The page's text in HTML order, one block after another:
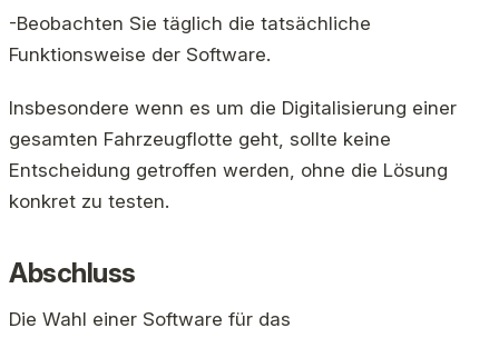
-Beobachten Sie täglich die tatsächliche
Funktionsweise der Software.
Insbesondere wenn es um die Digitalisierung einer
gesamten Fahrzeugflotte geht, sollte keine
Entscheidung getroffen werden, ohne die Lösung
konkret zu testen.
Abschluss
Die Wahl einer Software für das